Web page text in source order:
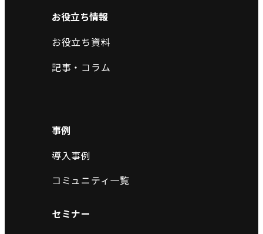
お役立ち情報
お役立ち資料
記事・コラム
事例
導入事例
コミュニティ一覧
セミナー